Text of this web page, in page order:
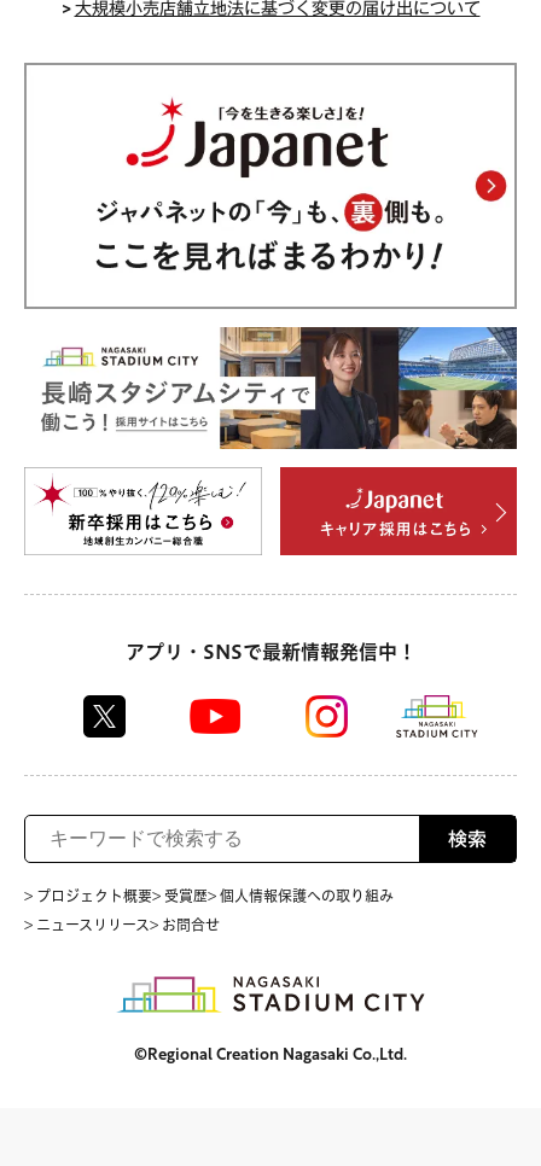
>大規模小売店舗立地法に基づく変更の届け出について
アプリ・SNSで最新情報発信中！
検索
> プロジェクト概要> 受賞歴> 個人情報保護への取り組み
> ニュースリリース> お問合せ
©Regional Creation Nagasaki Co.,Ltd.